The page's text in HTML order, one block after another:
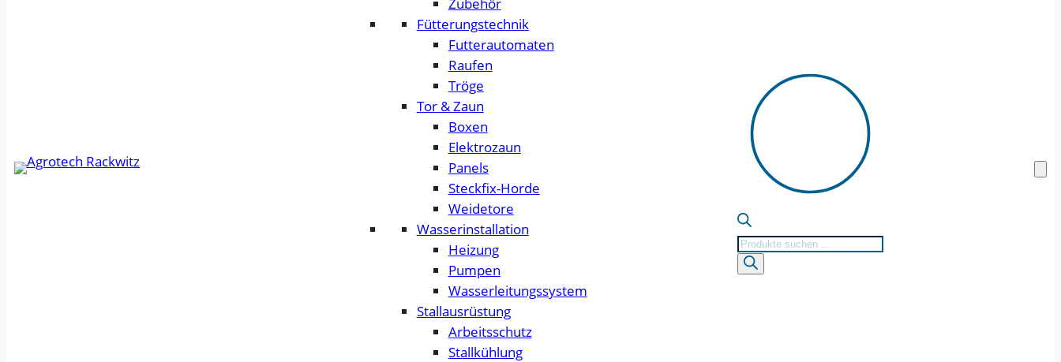
Fütterungstechnik
Futterautomaten
Raufen
Tröge
Tor & Zaun
Boxen
Elektrozaun
Panels
Steckfix-Horde
Weidetore
Wasserinstallation
Heizung
Pumpen
Wasserleitungssystem
Stallausrüstung
Arbeitsschutz
Stallkühlung
Products
search